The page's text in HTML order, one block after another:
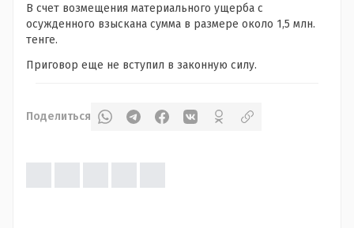
В счет возмещения материального ущерба с
осужденного взыскана сумма в размере около 1,5 млн.
тенге.
Приговор еще не вступил в законную силу.
Поделиться